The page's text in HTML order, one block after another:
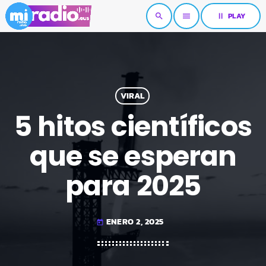
search menu pause PLAY
VIRAL
5 hitos científicos
que se esperan
para 2025
today ENERO 2, 2025